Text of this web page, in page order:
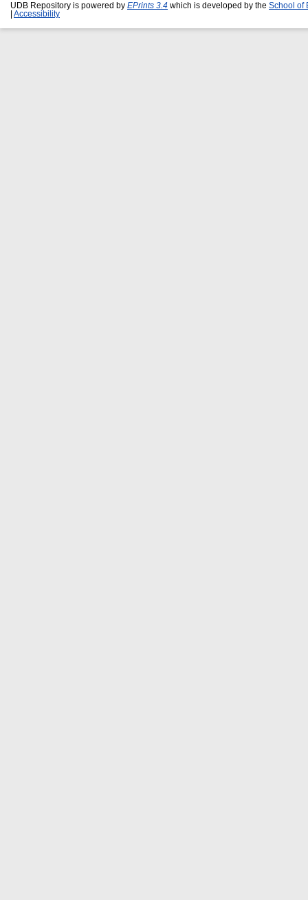
UDB Repository is powered by EPrints 3.4 which is developed by the School of
Accessibility